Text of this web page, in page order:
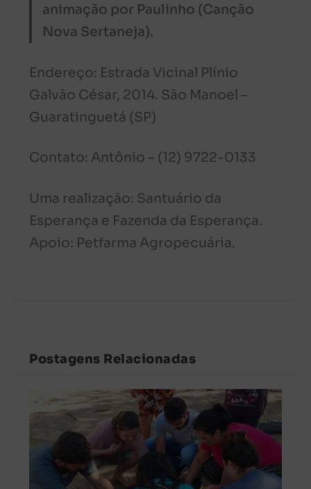
animação por Paulinho (Canção
Nova Sertaneja).
Endereço: Estrada Vicinal Plínio
Galvão César, 2014. São Manoel –
Guaratinguetá (SP)
Contato: Antônio – (12) 9722-0133
Uma realização: Santuário da
Esperança e Fazenda da Esperança.
Apoio: Petfarma Agropecuária.
Postagens Relacionadas